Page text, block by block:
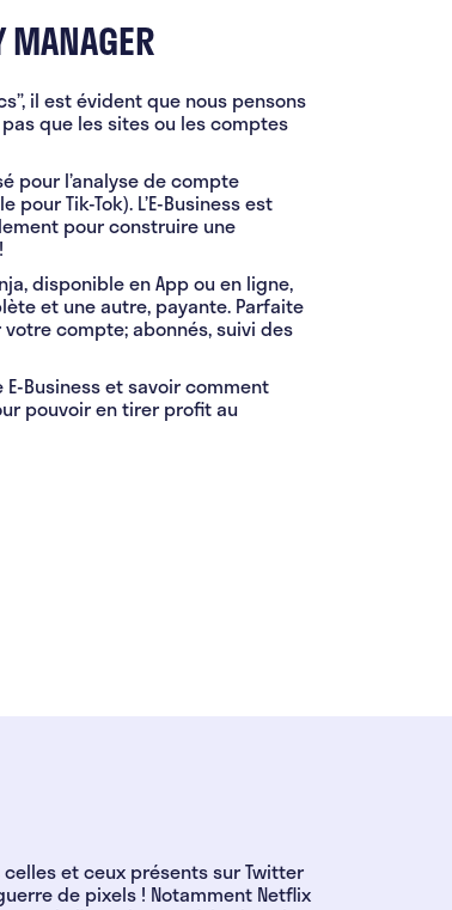
MANAGER
il est évident que nous pensons
pas que les sites ou les comptes
pour l’analyse de compte
Tik-Tok). L’E-Business est
pour construire une
disponible en App ou en ligne,
et une autre, payante. Parfaite
compte; abonnés, suivi des
Business et savoir comment
pouvoir en tirer profit au
et ceux présents sur Twitter
de pixels ! Notamment Netflix